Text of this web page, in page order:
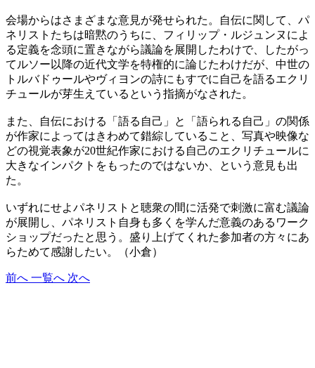
会場からはさまざまな意見が発せられた。自伝に関して、パ
ネリストたちは暗黙のうちに、フィリップ・ルジュンヌによ
る定義を念頭に置きながら議論を展開したわけで、したがっ
てルソー以降の近代文学を特権的に論じたわけだが、中世の
トルバドゥールやヴィヨンの詩にもすでに自己を語るエクリ
チュールが芽生えているという指摘がなされた。
また、自伝における「語る自己」と「語られる自己」の関係
が作家によってはきわめて錯綜していること、写真や映像な
どの視覚表象が20世紀作家における自己のエクリチュールに
大きなインパクトをもったのではないか、という意見も出
た。
いずれにせよパネリストと聴衆の間に活発で刺激に富む議論
が展開し、パネリスト自身も多くを学んだ意義のあるワーク
ショップだったと思う。盛り上げてくれた参加者の方々にあ
らためて感謝したい。（小倉）
前へ 一覧へ 次へ